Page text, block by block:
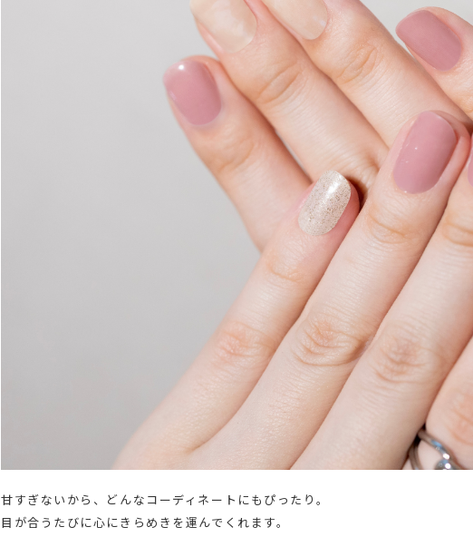
甘すぎないから、どんなコーディネートにもぴったり。
目が合うたびに心にきらめきを運んでくれます。